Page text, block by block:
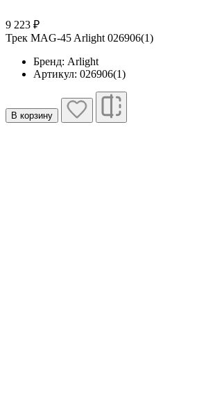
9 223 ₽
Трек MAG-45 Arlight 026906(1)
Бренд: Arlight
Артикул: 026906(1)
В корзину